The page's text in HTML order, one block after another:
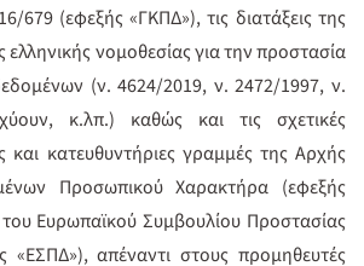
679 (εφεξής «ΓΚΠΔ»), τις διατάξεις της
ελληνικής νομοθεσίας για την προστασία
(ν. 4624/2019, ν. 2472/1997, ν.
κ.λπ.) καθώς και τις σχετικές
και κατευθυντήριες γραμμές της Αρχής
Προσωπικού Χαρακτήρα (εφεξής
Ευρωπαϊκού Συμβουλίου Προστασίας
«ΕΣΠΔ»), απέναντι στους προμηθευτές